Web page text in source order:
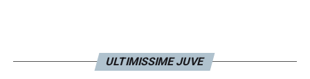
ULTIMISSIME JUVE